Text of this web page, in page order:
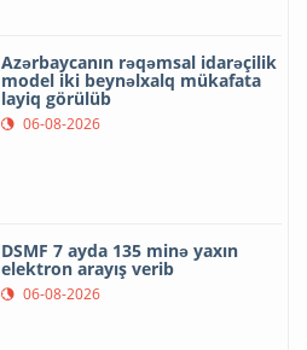
Azərbaycanın rəqəmsal idarəçilik
model iki beynəlxalq mükafata
layiq görülüb
06-08-2026
DSMF 7 ayda 135 minə yaxın
elektron arayış verib
06-08-2026